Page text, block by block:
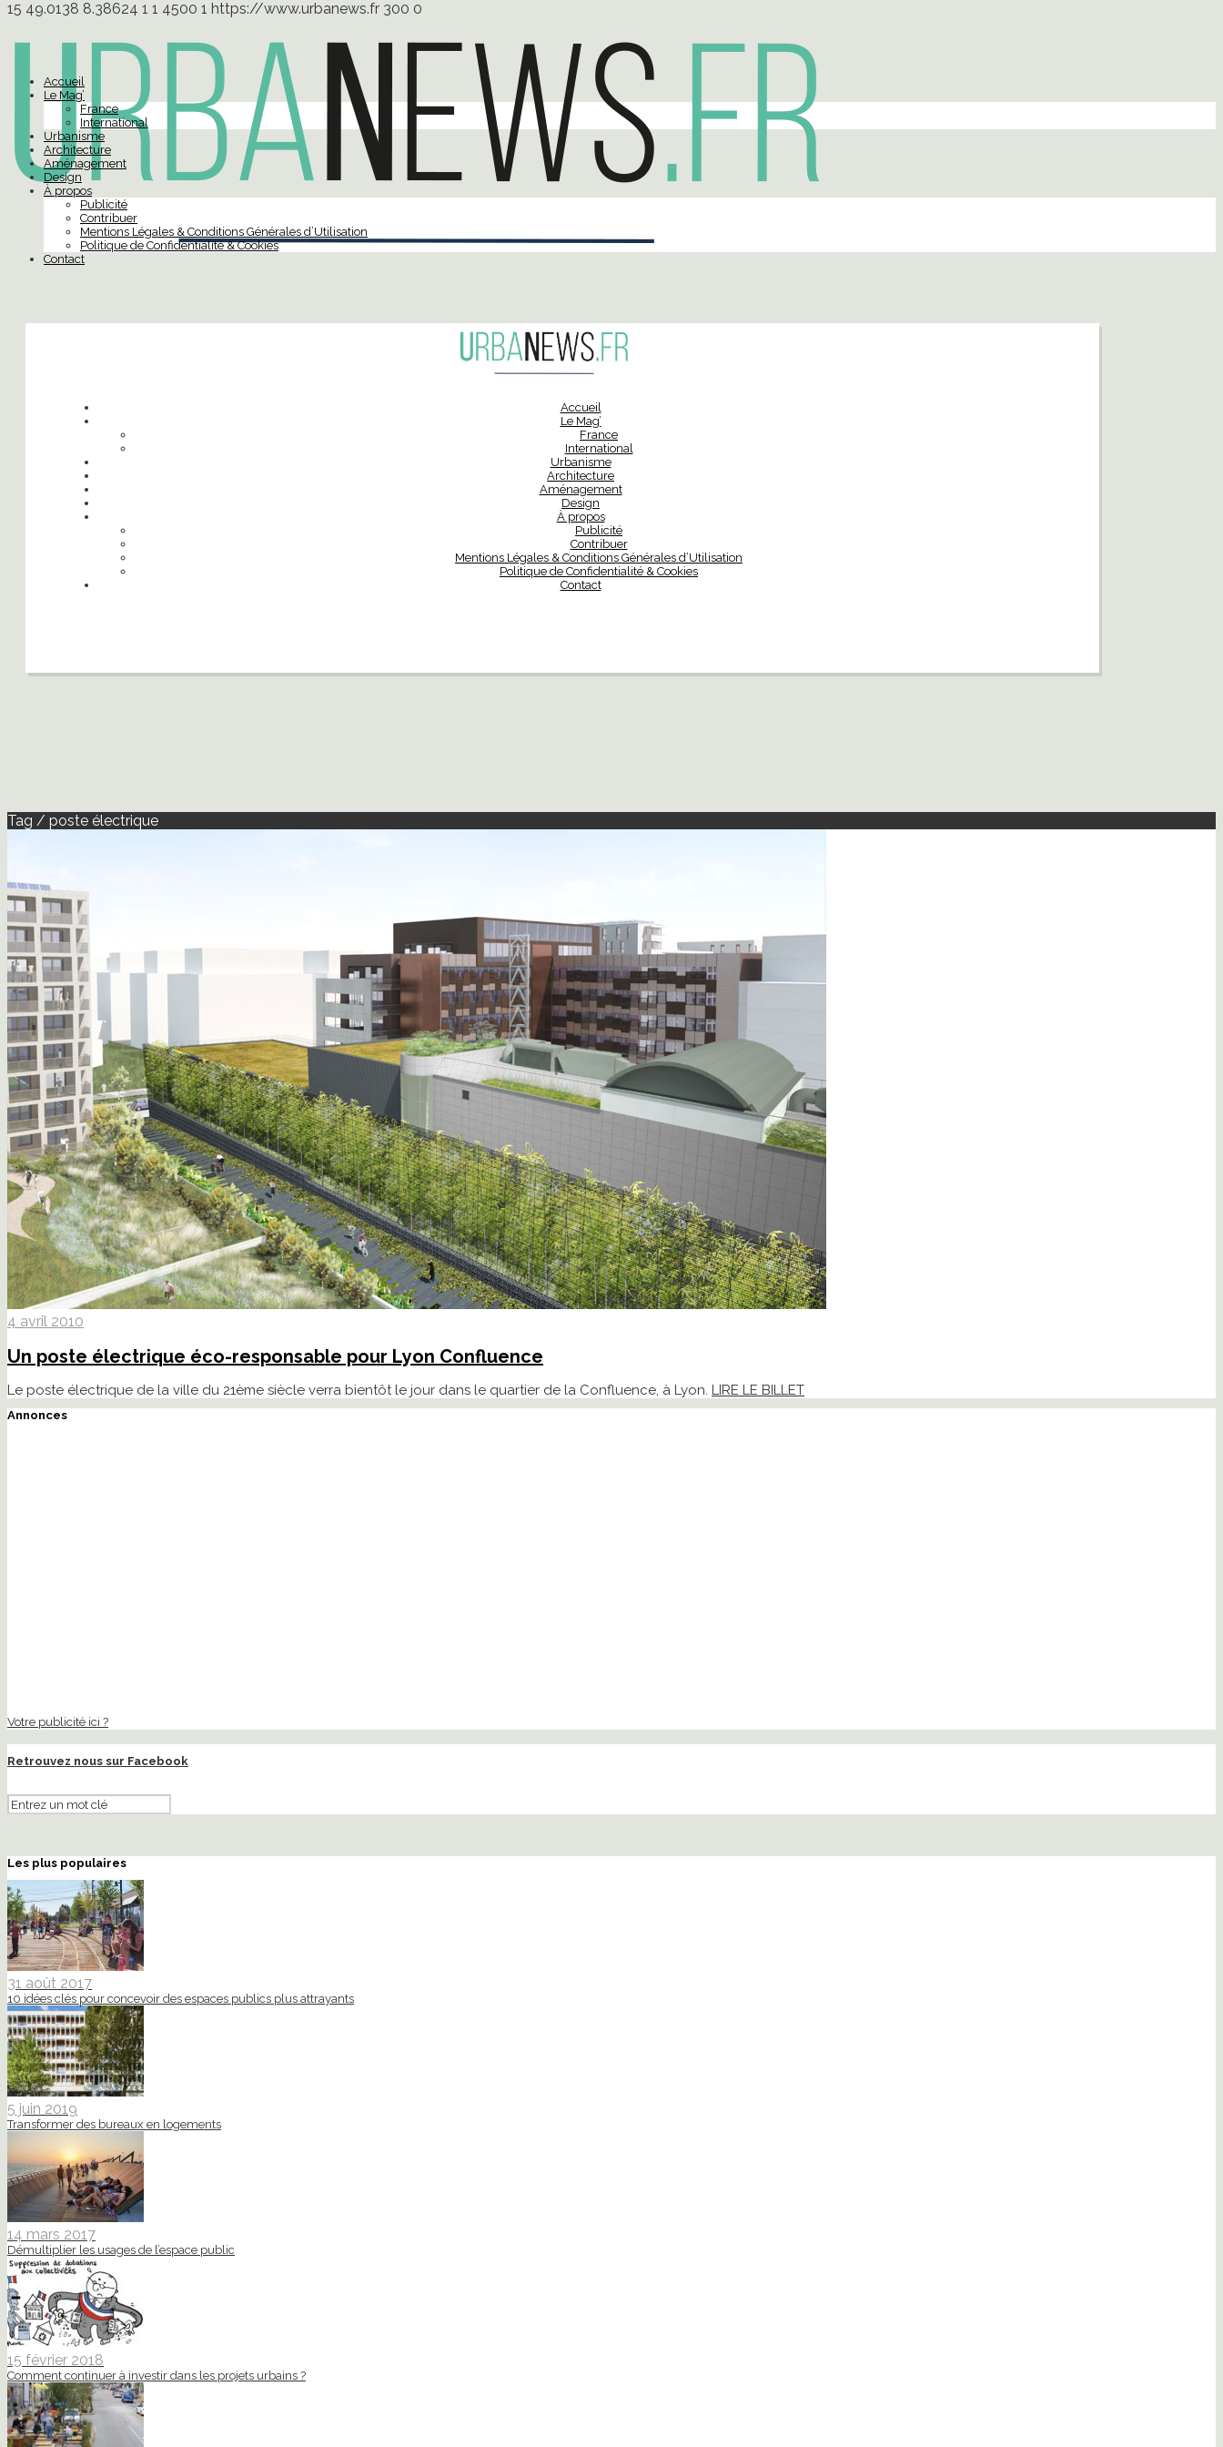
15 49.0138 8.38624 1 1 4500 1 https://www.urbanews.fr 300 0
Accueil
Le Mag’
France
International
Urbanisme
Architecture
Aménagement
Design
À propos
Publicité
Contribuer
Mentions Légales & Conditions Générales d’Utilisation
Politique de Confidentialité & Cookies
Contact
Accueil
Le Mag’
France
International
Urbanisme
Architecture
Aménagement
Design
À propos
Publicité
Contribuer
Mentions Légales & Conditions Générales d’Utilisation
Politique de Confidentialité & Cookies
Contact
Tag / poste électrique
4 avril 2010
Un poste électrique éco-responsable pour Lyon Confluence
Le poste électrique de la ville du 21ème siècle verra bientôt le jour dans le quartier de la Confluence, à Lyon. LIRE LE BILLET
Annonces
Votre publicité ici ?
Retrouvez nous sur Facebook
Les plus populaires
31 août 2017
10 idées clés pour concevoir des espaces publics plus attrayants
5 juin 2019
Transformer des bureaux en logements
14 mars 2017
Démultiplier les usages de l’espace public
15 février 2018
Comment continuer à investir dans les projets urbains ?